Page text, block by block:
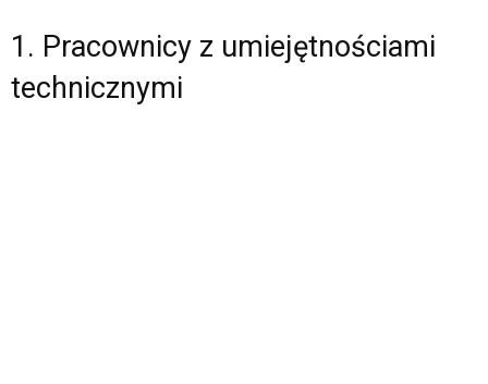
1. Pracownicy z umiejętnościami
technicznymi